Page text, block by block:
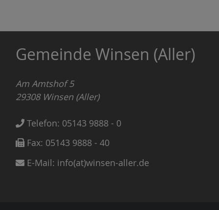
Gemeinde Winsen (Aller)
Am Amtshof 5
29308 Winsen (Aller)
Telefon: 05143 9888 - 0
Fax: 05143 9888 - 40
E-Mail: info(at)winsen-aller.de